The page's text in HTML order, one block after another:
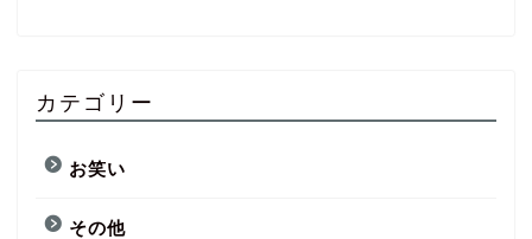
カテゴリー
お笑い
その他